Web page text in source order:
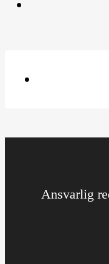
Ansvarlig